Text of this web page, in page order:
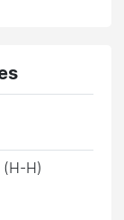
(H-H)